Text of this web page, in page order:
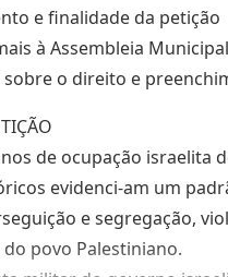
e finalidade da petição
à Assembleia Municipal
o direito e
de ocupação israelita
evidenci-am um
e segregação,
povo Palestiniano.